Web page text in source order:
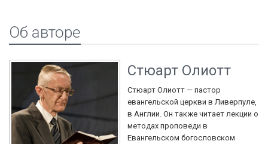
Об авторе
Стюарт Олиотт
Стюарт Олиотт — пастор
евангельской церкви в Ливерпуле,
в Англии. Он также читает лекции о
методах проповеди в
Евангельском богословском